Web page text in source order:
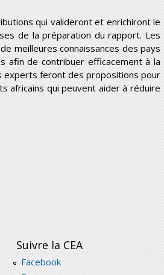
qui valideront et enrichiront le
de la préparation du rapport. Les
meilleures connaissances des pays
afin de contribuer efficacement à la
experts feront des propositions pour
africains qui peuvent aider à réduire
Suivre la CEA
Facebook